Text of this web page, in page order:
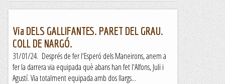
Via DELS GALLIFANTES. PARET DEL GRAU.
COLL DE NARGÓ.
31/01/24. Després de fer l'Esperó dels Maneirons, anem a
fer la darrera via equipada què abans han fet l'Alfons, Juli i
Agustí. Via totalment equipada amb dos llargs...